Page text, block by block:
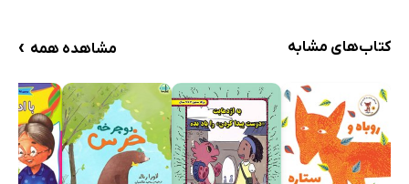
کتاب‌های مشابه مشاهده همه ›